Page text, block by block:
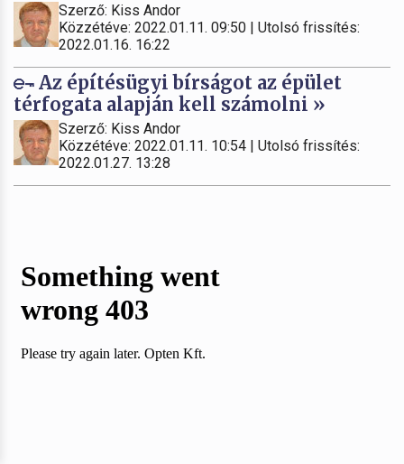
Szerző: Kiss Andor
Közzétéve: 2022.01.11. 09:50 | Utolsó frissítés:
2022.01.16. 16:22
Az építésügyi bírságot az épület
térfogata alapján kell számolni »
Szerző: Kiss Andor
Közzétéve: 2022.01.11. 10:54 | Utolsó frissítés:
2022.01.27. 13:28